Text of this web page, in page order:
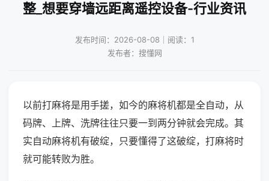
整_想要穿墙远距离遥控设备-行业资讯
发布时间：2026-08-08｜阅读：1
发布者：搜懂网
以前打麻将是用手搓，如今的麻将机都是全自动，从
码牌、上牌、洗牌往往只要一到两分钟就会完成。其
实自动麻将机有破绽，只要懂得了这破绽，打麻将时
就可能转败为胜。